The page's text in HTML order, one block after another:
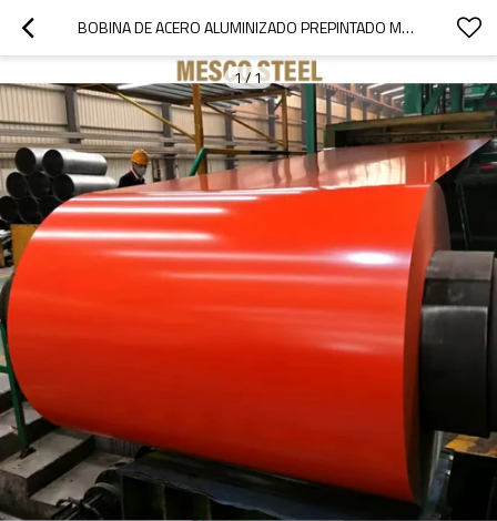
BOBINA DE ACERO ALUMINIZADO PREPINTADO MESCO
1/1